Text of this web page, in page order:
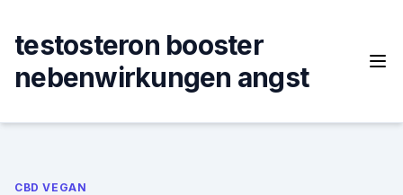
content
testosteron booster
nebenwirkungen angst
CBD VEGAN